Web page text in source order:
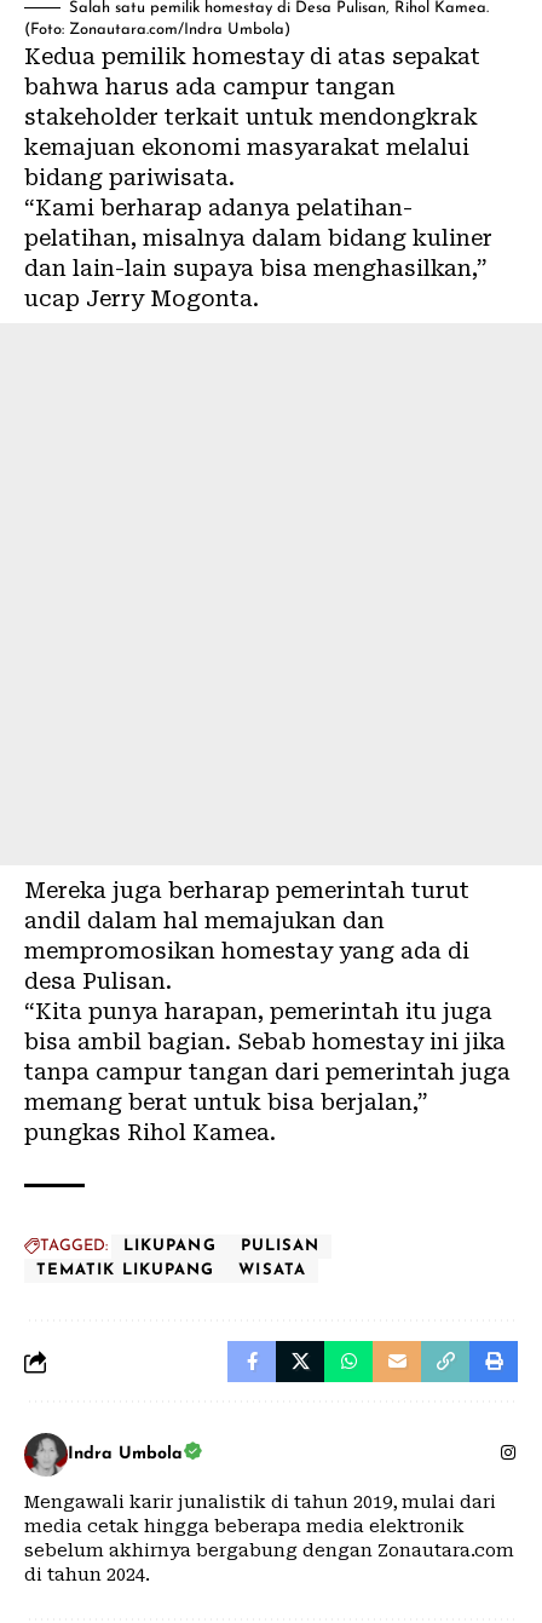
Salah satu pemilik homestay di Desa Pulisan, Rihol Kamea.
(Foto: Zonautara.com/Indra Umbola)
Kedua pemilik homestay di atas sepakat
bahwa harus ada campur tangan
stakeholder terkait untuk mendongkrak
kemajuan ekonomi masyarakat melalui
bidang pariwisata.
“Kami berharap adanya pelatihan-
pelatihan, misalnya dalam bidang kuliner
dan lain-lain supaya bisa menghasilkan,”
ucap Jerry Mogonta.
Mereka juga berharap pemerintah turut
andil dalam hal memajukan dan
mempromosikan homestay yang ada di
desa Pulisan.
“Kita punya harapan, pemerintah itu juga
bisa ambil bagian. Sebab homestay ini jika
tanpa campur tangan dari pemerintah juga
memang berat untuk bisa berjalan,”
pungkas Rihol Kamea.
TAGGED: LIKUPANG
PULISAN
TEMATIK LIKUPANG
WISATA
Indra Umbola
Mengawali karir junalistik di tahun 2019, mulai dari
media cetak hingga beberapa media elektronik
sebelum akhirnya bergabung dengan Zonautara.com
di tahun 2024.